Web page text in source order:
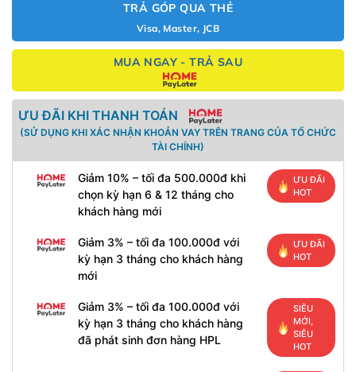
TRẢ GÓP QUA THẺ
Visa, Master, JCB
MUA NGAY - TRẢ SAU
ƯU ĐÃI KHI THANH TOÁN
(SỬ DỤNG KHI XÁC NHẬN KHOẢN VAY TRÊN TRANG CỦA TỔ CHỨC
TÀI CHÍNH)
Giảm 10% – tối đa 500.000đ khi
chọn kỳ hạn 6 & 12 tháng cho
khách hàng mới
ƯU ĐÃI
HOT
Giảm 3% – tối đa 100.000đ với
kỳ hạn 3 tháng cho khách hàng
mới
ƯU ĐÃI
HOT
Giảm 3% – tối đa 100.000đ với
kỳ hạn 3 tháng cho khách hàng
đã phát sinh đơn hàng HPL
SIÊU
MỚI,
SIÊU
HOT